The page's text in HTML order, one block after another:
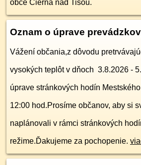
obce Čierna nad Tisou.
Oznam o úprave
Vážení občania,z dôvodu
vysokých teplôt v dňoch 3.8.2026 -
úprave stránkových hodín
12:00 hod.Prosíme občanov, aby si
naplánovali v rámci stránkových
režime.Ďakujeme za pochopenie.